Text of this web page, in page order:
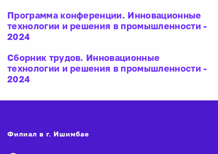
Программа конференции. Инновационные
технологии и решения в промышленности -
2024
Сборник трудов. Инновационные
технологии и решения в промышленности -
2024
Филиал в г. Ишимбае